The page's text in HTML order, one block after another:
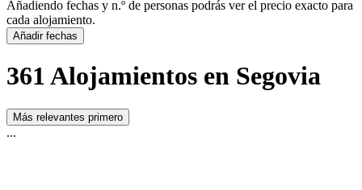
Añadiendo fechas y n.º de personas podrás ver el precio exacto para
cada alojamiento.
Añadir fechas
361 Alojamientos en Segovia
Más relevantes primero
...